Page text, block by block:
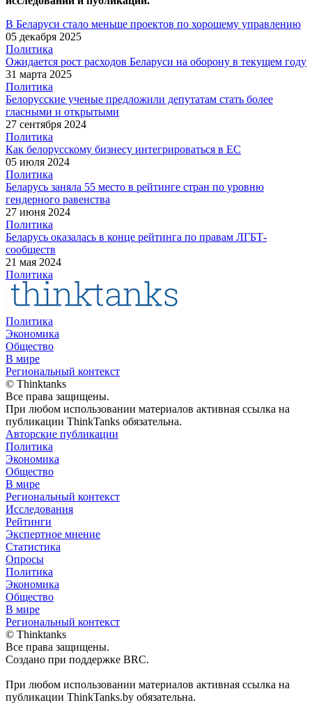
В Беларуси стало меньше проектов по хорошему управлению
05 декабря 2025
Политика
Ожидается рост расходов Беларуси на оборону в текущем году
31 марта 2025
Политика
Белорусские ученые предложили депутатам стать более
гласными и открытыми
27 сентября 2024
Политика
Как белорусскому бизнесу интегрироваться в ЕС
05 июля 2024
Политика
Беларусь заняла 55 место в рейтинге стран по уровню
гендерного равенства
27 июня 2024
Политика
Беларусь оказалась в конце рейтинга по правам ЛГБТ-
сообществ
21 мая 2024
Политика
Политика
Экономика
Общество
В мире
Региональный контекст
© Thinktanks
Все права защищены.
При любом использовании материалов активная ссылка на
публикации ThinkTanks обязательна.
Авторские публикации
Политика
Экономика
Общество
В мире
Региональный контекст
Исследования
Рейтинги
Экспертное мнение
Статистика
Опросы
Политика
Экономика
Общество
В мире
Региональный контекст
© Thinktanks
Все права защищены.
Создано при поддержке BRC.
При любом использовании материалов активная ссылка на
публикации ThinkTanks.by обязательна.